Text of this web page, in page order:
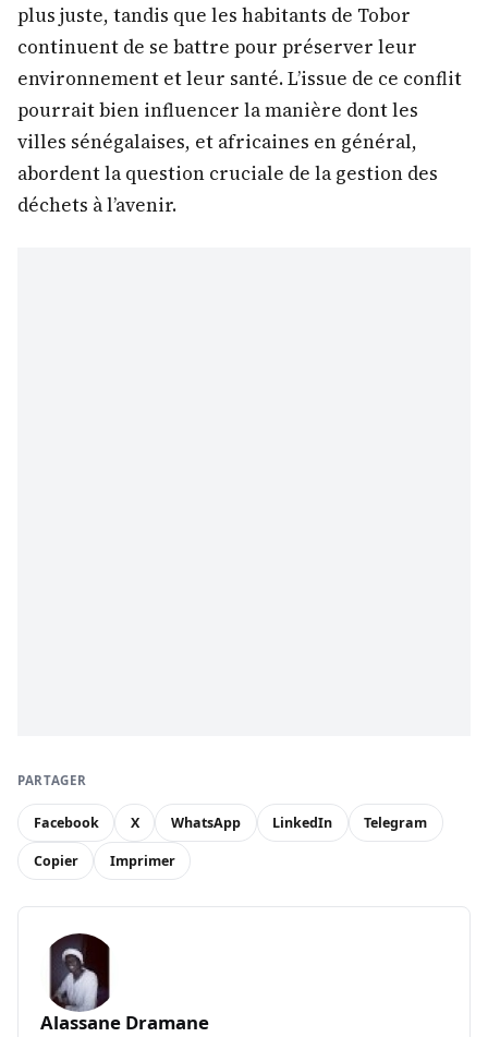
plus juste, tandis que les habitants de Tobor
continuent de se battre pour préserver leur
environnement et leur santé. L’issue de ce conflit
pourrait bien influencer la manière dont les
villes sénégalaises, et africaines en général,
abordent la question cruciale de la gestion des
déchets à l’avenir.
PARTAGER
Facebook X WhatsApp LinkedIn Telegram
Copier Imprimer
Alassane Dramane